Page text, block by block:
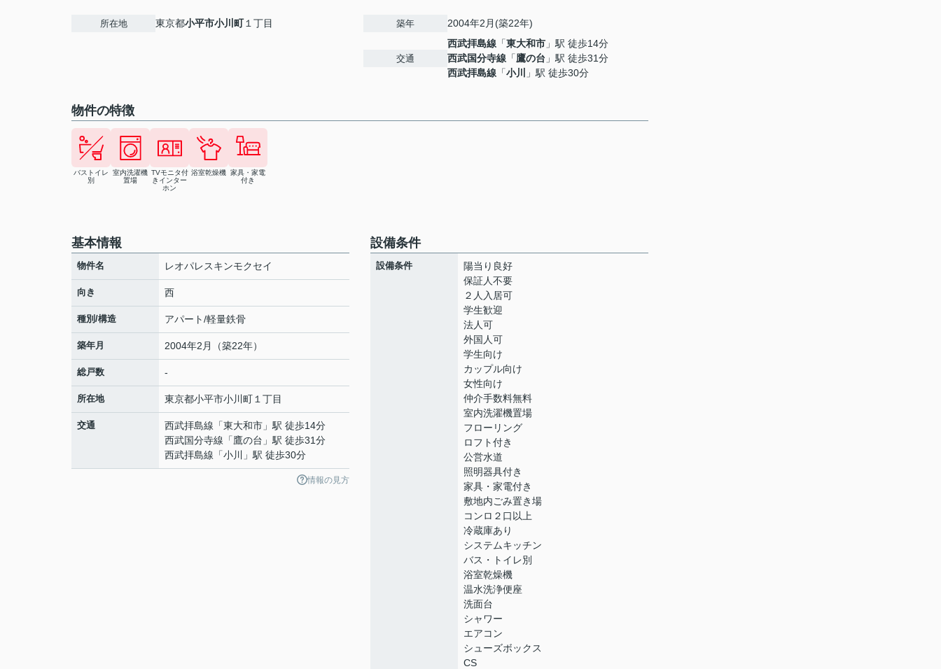
所在地 東京都小平市小川町１丁目 築年 2004年2月(築22年)
交通
西武拝島線 「東大和市 」駅 徒歩14分
西武国分寺線 「鷹の台 」駅 徒歩31分
西武拝島線 「小川 」駅 徒歩30分
物件の特徴
バストイレ
別
室内洗濯機
置場
TVモニタ付
きインター
ホン
浴室乾燥機 家具・家電
付き
基本情報
物件名 レオパレスキンモクセイ
向き 西
種別/構造 アパート/軽量鉄骨
築年月 2004年2月（築22年）
総戸数 -
所在地 東京都小平市小川町 １丁目
交通 西武拝島線 「東大和市 」駅 徒歩14分
西武国分寺線 「鷹の台 」駅 徒歩31分
西武拝島線 「小川 」駅 徒歩30分
情報の見方
設備条件
設備条件
陽当り良好
保証人不要
２人入居可
学生歓迎
法人可
外国人可
学生向け
カップル向け
女性向け
仲介手数料無料
室内洗濯機置場
フローリング
ロフト付き
公営水道
照明器具付き
家具・家電付き
敷地内ごみ置き場
コンロ２口以上
冷蔵庫あり
システムキッチン
バス・トイレ別
浴室乾燥機
温水洗浄便座
洗面台
シャワー
エアコン
シューズボックス
CS